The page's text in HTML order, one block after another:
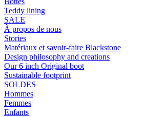
Teddy lining
SALE
À propos de nous
Stories
Matériaux et savoir-faire Blackstone
Design philosophy and creations
Our 6 inch Original boot
Sustainable footprint
SOLDES
Hommes
Femmes
Enfants